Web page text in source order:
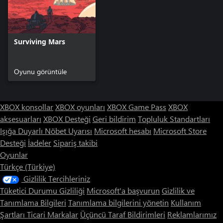
Surviving Mars
Oyunu görüntüle
XBOX konsollarXBOX oyunları XBOX Game Pass XBOX
aksesuarları XBOX Desteği Geri bildirim Topluluk Standartları
Işığa Duyarlı Nöbet Uyarısı Microsoft hesabı Microsoft Store
Desteği İadeler Sipariş takibi
Oyunlar
Türkçe (Türkiye)
Gizlilik Tercihleriniz
Tüketici Durumu Gizliliği Microsoft'a başvurun Gizlilik ve
Tanımlama Bilgileri Tanımlama bilgilerini yönetin Kullanım
Şartları Ticari Markalar Üçüncü Taraf Bildirimleri Reklamlarımız